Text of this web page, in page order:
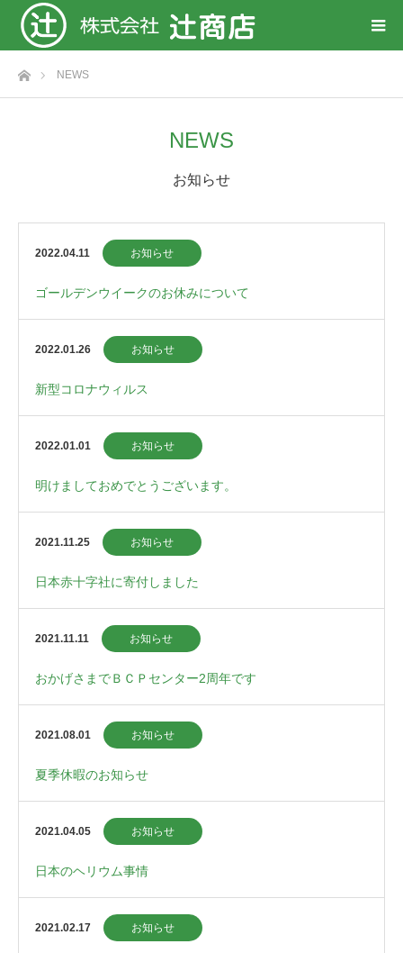
ホームNEWS
NEWS
お知らせ
2022.04.11 お知らせ
ゴールデンウイークのお休みについて
2022.01.26 お知らせ
新型コロナウィルス
2022.01.01 お知らせ
明けましておめでとうございます。
2021.11.25 お知らせ
日本赤十字社に寄付しました
2021.11.11 お知らせ
おかげさまでＢＣＰセンター2周年です
2021.08.01 お知らせ
夏季休暇のお知らせ
2021.04.05 お知らせ
日本のヘリウム事情
2021.02.17 お知らせ